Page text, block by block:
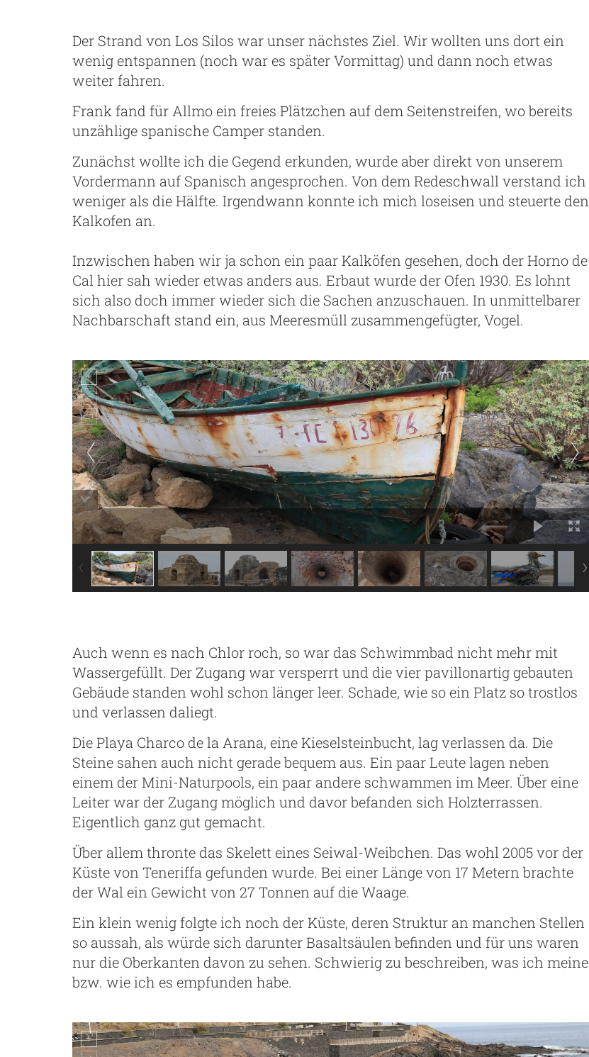
Der Strand von Los Silos war unser nächstes Ziel. Wir wollten uns dort ein
wenig entspannen (noch war es später Vormittag) und dann noch etwas
weiter fahren.
Frank fand für Allmo ein freies Plätzchen auf dem Seitenstreifen, wo bereits
unzählige spanische Camper standen.
Zunächst wollte ich die Gegend erkunden, wurde aber direkt von unserem
Vordermann auf Spanisch angesprochen. Von dem Redeschwall verstand ich
weniger als die Hälfte. Irgendwann konnte ich mich loseisen und steuerte den
Kalkofen an.
Inzwischen haben wir ja schon ein paar Kalköfen gesehen, doch der Horno de
Cal hier sah wieder etwas anders aus. Erbaut wurde der Ofen 1930. Es lohnt
sich also doch immer wieder sich die Sachen anzuschauen. In unmittelbarer
Nachbarschaft stand ein, aus Meeresmüll zusammengefügter, Vogel.
Auch wenn es nach Chlor roch, so war das Schwimmbad nicht mehr mit
Wassergefüllt. Der Zugang war versperrt und die vier pavillonartig gebauten
Gebäude standen wohl schon länger leer. Schade, wie so ein Platz so trostlos
und verlassen daliegt.
Die Playa Charco de la Arana, eine Kieselsteinbucht, lag verlassen da. Die
Steine sahen auch nicht gerade bequem aus. Ein paar Leute lagen neben
einem der Mini-Naturpools, ein paar andere schwammen im Meer. Über eine
Leiter war der Zugang möglich und davor befanden sich Holzterrassen.
Eigentlich ganz gut gemacht.
Über allem thronte das Skelett eines Seiwal-Weibchen. Das wohl 2005 vor der
Küste von Teneriffa gefunden wurde. Bei einer Länge von 17 Metern brachte
der Wal ein Gewicht von 27 Tonnen auf die Waage.
Ein klein wenig folgte ich noch der Küste, deren Struktur an manchen Stellen
so aussah, als würde sich darunter Basaltsäulen befinden und für uns waren
nur die Oberkanten davon zu sehen. Schwierig zu beschreiben, was ich meine
bzw. wie ich es empfunden habe.